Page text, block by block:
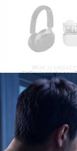
BRAK W
SXFI Headphones
698,00zł